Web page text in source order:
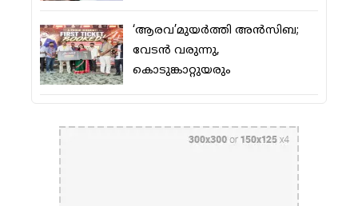
‘ആരവ’മുയര്‍ത്തി അന്‍സിബ;
വേടന്‍ വരുന്നു,
കൊടുങ്കാറ്റുയരും